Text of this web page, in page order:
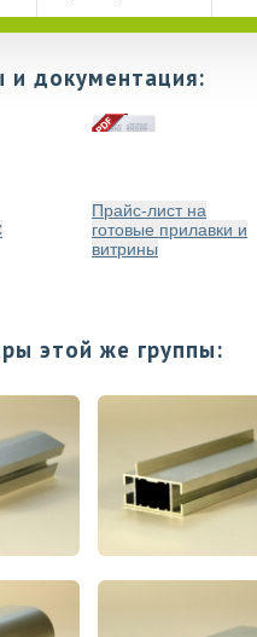
и документация:
Прайс-лист на
готовые прилавки и
витрины
этой же группы: